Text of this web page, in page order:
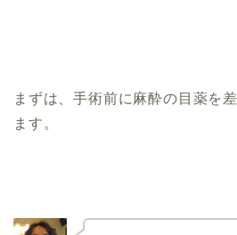
まずは、手術前に麻酔の目薬を
ます。